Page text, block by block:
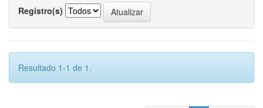
Registro(s)
Resultado 1-1 de 1.